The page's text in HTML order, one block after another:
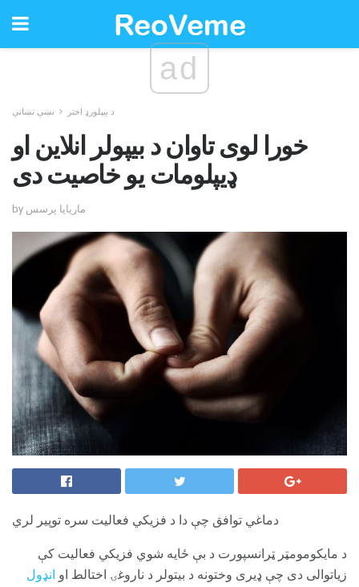
ad
د بیپلورډ اختر نښې نښانې
خورا لوی تاوان د بیپولر انلاین او
ډیپلومات یو خاصیت دی
by ماریایا پرسس
دماغي توافق چې دا د فزیکي فعالیت سره توپیر لري
د مایکومومټر ټرانسپورت د بې ځایه شوي فزیکي فعالیت کې
زیاتوالی دی چې ډیری وختونه د بیتولر د ناروغۍ اختالط او انډول